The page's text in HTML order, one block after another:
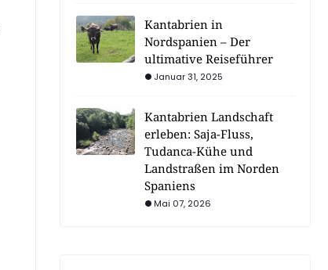
Kantabrien in
Nordspanien – Der
ultimative Reiseführer
Januar 31, 2025
Kantabrien Landschaft
erleben: Saja-Fluss,
Tudanca-Kühe und
Landstraßen im Norden
Spaniens
Mai 07, 2026